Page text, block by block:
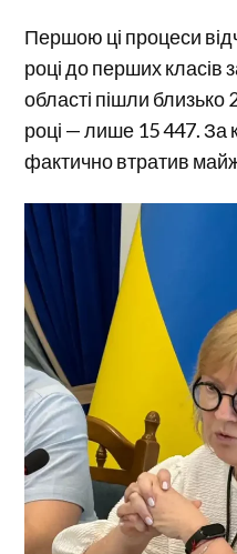
Першою ці процеси
році до перших класів
області пішли близько
році — лише 15 447. За
фактично втратив